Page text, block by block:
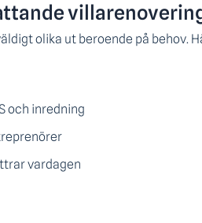
olika ut beroende på behov.
och inredning
vardagen